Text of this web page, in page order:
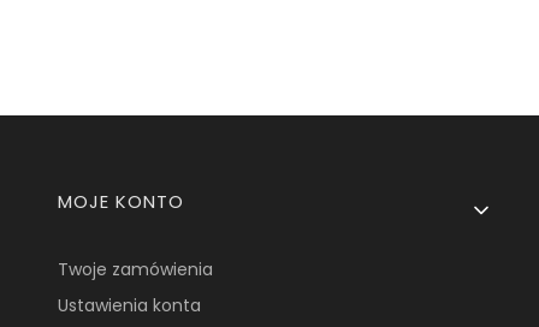
Linki w stopce
MOJE KONTO
Twoje zamówienia
Ustawienia konta